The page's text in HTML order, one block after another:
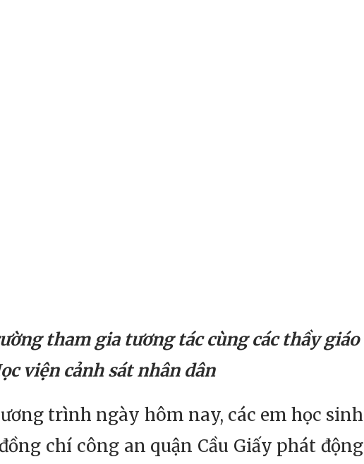
tham gia tương tác cùng các thầy giáo
viện cảnh sát nhân dân
trình ngày hôm nay, các em học sinh
chí công an quận Cầu Giấy phát động